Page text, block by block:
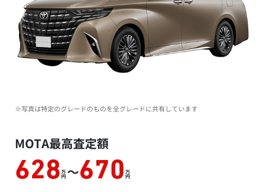
※写真は特定のグレードのものを全グレードに共有しています
MOTA最高査定額
628万
円 ～670 万
円